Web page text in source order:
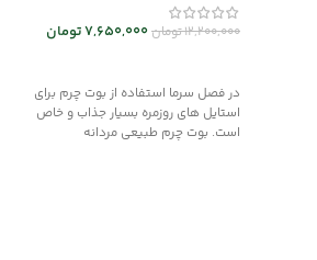
12,200,000تومان7,650,000تومان
در فصل سرما استفاده از بوت چرم برای
استایل های روزمره بسیار جذاب و خاص
است. بوت چرم طبیعی مردانه